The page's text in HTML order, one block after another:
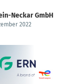
Neckar GmbH
2022